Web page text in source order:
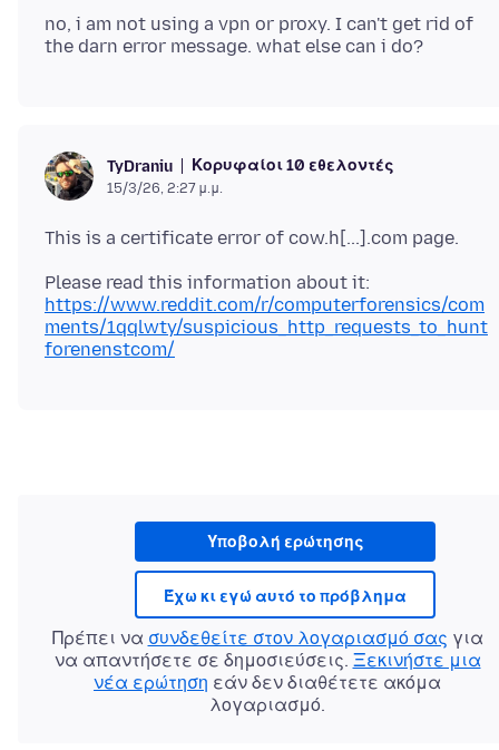
no, i am not using a vpn or proxy. I can't get rid of
TyDraniu Κορυφαίοι 10 εθελοντές
15/3/26, 2:27 μ.μ.
Please read this information about it:
https://www.reddit.com/r/computerforensics/com
ments/1qqlwty/suspicious_http_requests_to_hunt
forenenstcom/
Υποβολή ερώτησης
Έχω κι εγώ αυτό το πρόβλημα
Πρέπει να συνδεθείτε στον λογαριασμό σας για
να απαντήσετε σε δημοσιεύσεις. Ξεκινήστε μια
νέα ερώτηση εάν δεν διαθέτετε ακόμα
λογαριασμό.